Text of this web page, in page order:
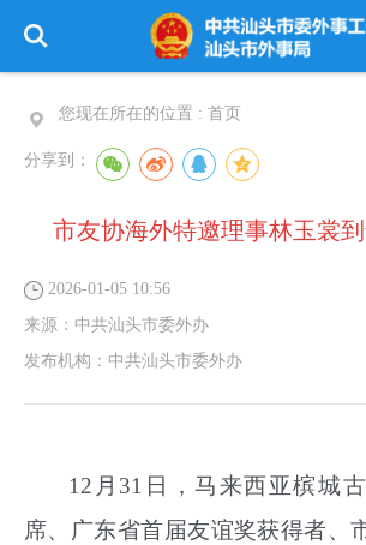
您现在所在的位置 : 首页
分享到：
市友协海外特邀理事林玉裳
2026-01-05 10:56
来源： 中共汕头市委外办
发布机构： 中共汕头市委外办
12月31日，马来西亚槟城
席、广东省首届友谊奖获得者、